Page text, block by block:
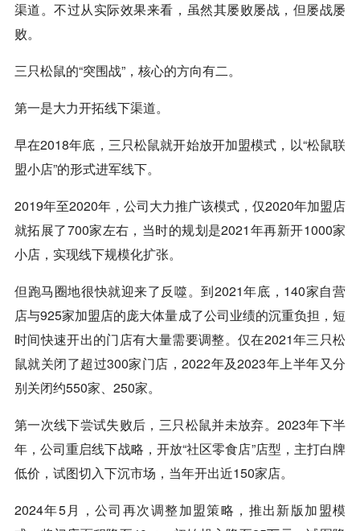
渠道。不过从实际效果来看，虽然其屡败屡战，但屡战屡
败。
三只松鼠的“突围战”，核心的方向有二。
第一是大力开拓线下渠道。
早在2018年底，三只松鼠就开始放开加盟模式，以“松鼠联
盟小店”的形式进军线下。
2019年至2020年，公司大力推广该模式，仅2020年加盟店
就拓展了700家左右，当时的规划是2021年再新开1000家
小店，实现线下规模化扩张。
但跑马圈地很快就迎来了反噬。到2021年底，140家自营
店与925家加盟店的庞大体量成了公司业绩的沉重负担，短
时间快速开出的门店有大量需要调整。仅在2021年三只松
鼠就关闭了超过300家门店，2022年及2023年上半年又分
别关闭约550家、250家。
第一次线下尝试失败后，三只松鼠并未放弃。2023年下半
年，公司重启线下战略，开放“社区零食店”店型，主打白牌
低价，试图切入下沉市场，当年开出近150家店。
2024年5月，公司再次调整加盟策略，推出新版加盟模